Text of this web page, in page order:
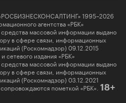
1995–2026
агентства «РБК»
массовой информации выдано
в сфере связи, информационных
(Роскомнадзор) 09.12.2015
издания «РБК»
массовой информации выдано
в сфере связи, информационных
(Роскомнадзор) 03.12.2021
пометкой «РБК». 18+